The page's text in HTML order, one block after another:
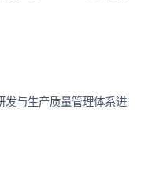
发与生产质量管理体系进